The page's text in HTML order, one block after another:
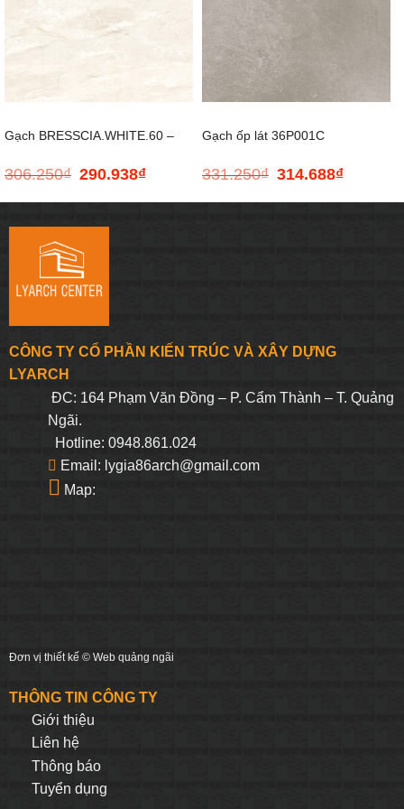
Gạch BRESSCIA.WHITE.60 –
306.250₫ Giá
306.250₫.
290.938₫Giá
Gạch ốp lát 36P001C
331.250₫ Giá
314.688₫Giá
CÔNG TY CỔ PHẦN KIẾN TRÚC VÀ XÂY DỰNG
LYARCH
ĐC: 164 Phạm Văn Đồng – P. Cẩm Thành – T. Quảng
Ngãi.
Hotline: 0948.861.024
Email: lygia86arch@gmail.com
Map:
Đơn vị thiết kế © Web quảng ngãi
THÔNG TIN CÔNG TY
Giới thiệu
Liên hệ
Thông báo
Tuyển dụng